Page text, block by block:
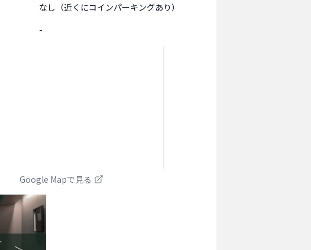
なし（近くにコインパーキングあり）
-
Google Mapで見る